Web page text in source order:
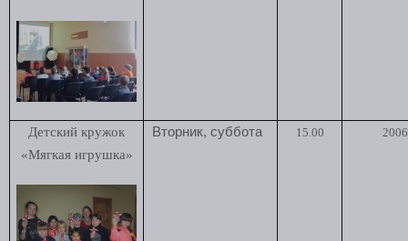
Детский кружок
«Мягкая игрушка»
Вторник, суббота 15.00 2006